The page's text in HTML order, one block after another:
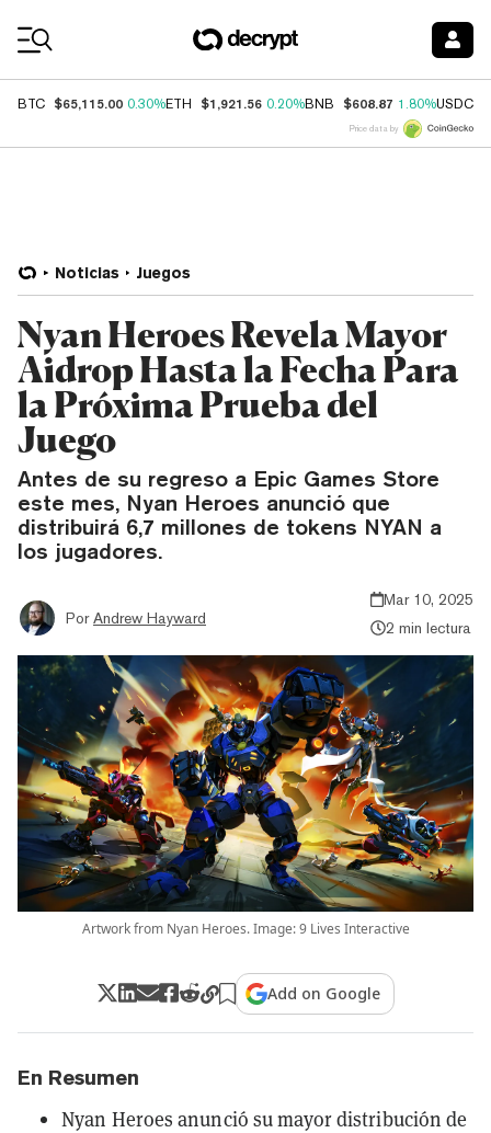
BTC $65,115.00 0.30%ETH $1,921.56 0.20%BNB $608.87 1.80%USDC
Price data by
Noticias Juegos
Nyan Heroes Revela Mayor
Aidrop Hasta la Fecha Para
la Próxima Prueba del
Juego
Antes de su regreso a Epic Games Store
este mes, Nyan Heroes anunció que
distribuirá 6,7 millones de tokens NYAN a
los jugadores.
Por Andrew Hayward
Mar 10, 2025
2 min lectura
Artwork from Nyan Heroes. Image: 9 Lives Interactive
Add on Google
En Resumen
Nyan Heroes anunció su mayor distribución de